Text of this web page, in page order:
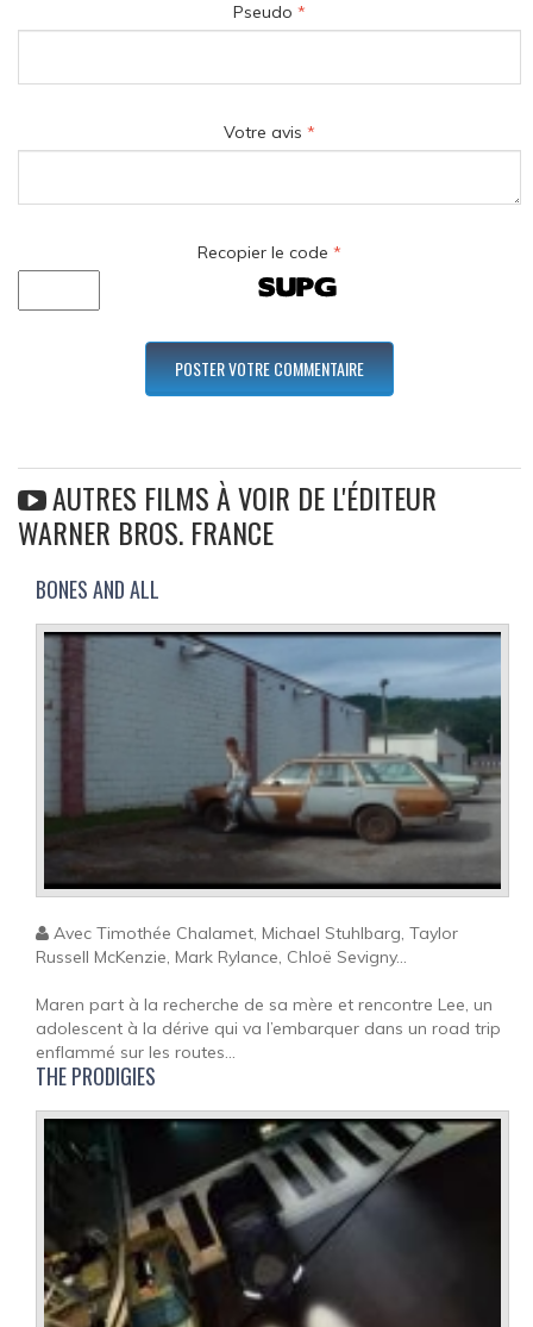
Pseudo *
Votre avis *
Recopier le code *
AUTRES FILMS À VOIR DE L'ÉDITEUR
WARNER BROS. FRANCE
BONES AND ALL
Avec Timothée Chalamet, Michael Stuhlbarg, Taylor
Russell McKenzie, Mark Rylance, Chloë Sevigny...
Maren part à la recherche de sa mère et rencontre Lee, un
adolescent à la dérive qui va l’embarquer dans un road trip
enflammé sur les routes...
THE PRODIGIES